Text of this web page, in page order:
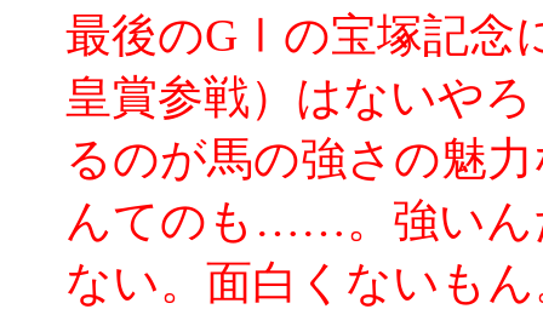
最後のGⅠの宝塚記念
皇賞参戦）はないや
るのが馬の強さの魅
んてのも……。強いん
ない。面白くないも